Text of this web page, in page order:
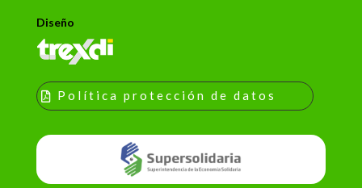
Diseño
Política protección de datos